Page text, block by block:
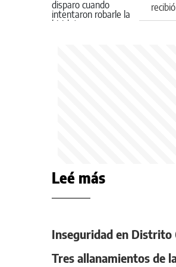
Leé más
Inseguridad en Distrito
Tres allanamientos de